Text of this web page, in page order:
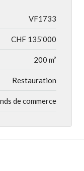
VF1733
CHF 135'000
200 m²
Restauration
de commerce